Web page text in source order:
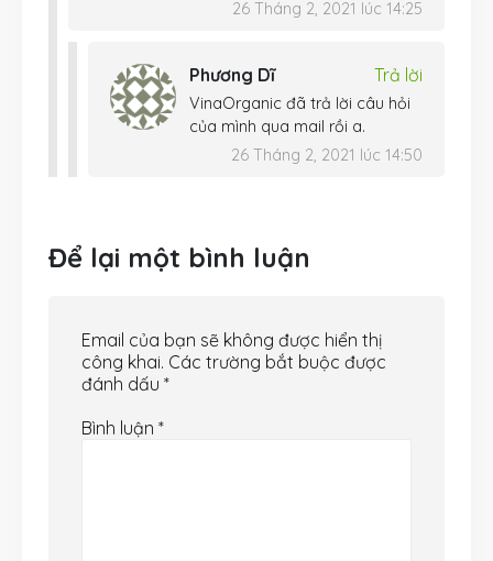
26 Tháng 2, 2021 lúc 14:25
Phương Dĩ Trả lời
VinaOrganic đã trả lời câu hỏi
của mình qua mail rồi a.
26 Tháng 2, 2021 lúc 14:50
Để lại một bình luận
Email của bạn sẽ không được hiển thị
công khai. Các trường bắt buộc được
đánh dấu *
Bình luận *